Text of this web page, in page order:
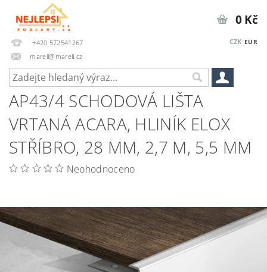
+420 572541267
marell@marell.cz
CZK EUR
0 Kč
AP43/4 SCHODOVÁ LIŠTA
VRTANÁ ACARA, HLINÍK ELOX
STŘÍBRO, 28 MM, 2,7 M, 5,5 MM
Neohodnoceno